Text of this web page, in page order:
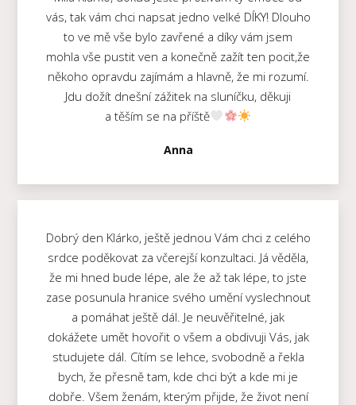
vás, tak vám chci napsat jedno velké DÍKY! Dlouho
to ve mě vše bylo zavřené a díky vám jsem
mohla vše pustit ven a konečně zažít ten pocit,že
někoho opravdu zajímám a hlavně, že mi rozumí.
Jdu dožít dnešní zážitek na sluníčku, děkuji
a těším se na příště
Anna
Dobrý den Klárko, ještě jednou Vám chci z celého
srdce poděkovat za včerejší konzultaci. Já věděla,
že mi hned bude lépe, ale že až tak lépe, to jste
zase posunula hranice svého umění vyslechnout
a pomáhat ještě dál. Je neuvěřitelné, jak
dokážete umět hovořit o všem a obdivuji Vás, jak
studujete dál. Cítím se lehce, svobodně a řekla
bych, že přesně tam, kde chci být a kde mi je
dobře. Všem ženám, kterým přijde, že život není